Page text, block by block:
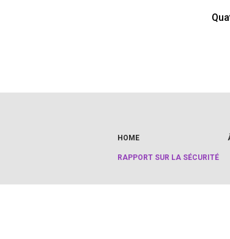
HOME
RAPPORT SUR LA SÉCURITÉ